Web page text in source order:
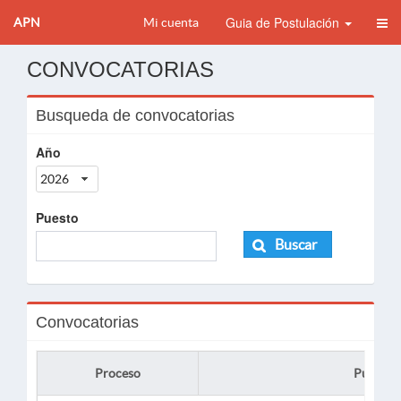
APN Mi cuenta Guia de Postulación
CONVOCATORIAS
Busqueda de convocatorias
Año
2026
Puesto
Buscar
Convocatorias
Proceso Puesto